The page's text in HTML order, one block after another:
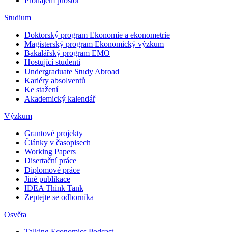
Studium
Doktorský program Ekonomie a ekonometrie
Magisterský program Ekonomický výzkum
Bakalářský program EMO
Hostující studenti
Undergraduate Study Abroad
Kariéry absolventů
Ke stažení
Akademický kalendář
Výzkum
Grantové projekty
Články v časopisech
Working Papers
Disertační práce
Diplomové práce
Jiné publikace
IDEA Think Tank
Zeptejte se odborníka
Osvěta